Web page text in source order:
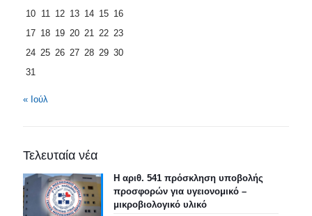
10 11 12 13 14 15 16
17 18 19 20 21 22 23
24 25 26 27 28 29 30
31
« Ιούλ
Τελευταία νέα
Η αριθ. 541 πρόσκληση υποβολής
προσφορών για υγειονομικό –
μικροβιολογικό υλικό